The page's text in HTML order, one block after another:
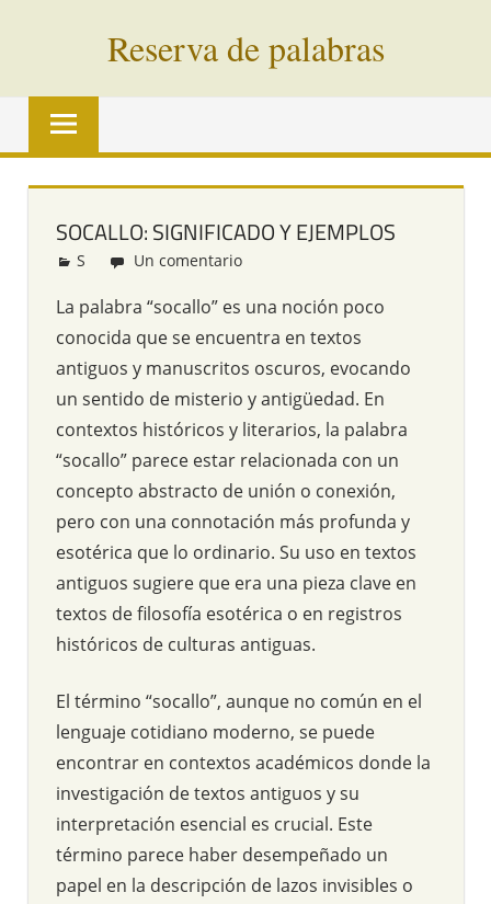
Reserva de palabras
Palabras
vías
todo
mundo
SOCALLO: SIGNIFICADO Y EJEMPLOS
Redacción
S Un comentario
La palabra “socallo” es una noción poco
conocida que se encuentra en textos
antiguos y manuscritos oscuros, evocando
un sentido de misterio y antigüedad. En
contextos históricos y literarios, la palabra
“socallo” parece estar relacionada con un
concepto abstracto de unión o conexión,
pero con una connotación más profunda y
esotérica que lo ordinario. Su uso en textos
antiguos sugiere que era una pieza clave en
textos de filosofía esotérica o en registros
históricos de culturas antiguas.
El término “socallo”, aunque no común en el
lenguaje cotidiano moderno, se puede
encontrar en contextos académicos donde la
investigación de textos antiguos y su
interpretación esencial es crucial. Este
término parece haber desempeñado un
papel en la descripción de lazos invisibles o